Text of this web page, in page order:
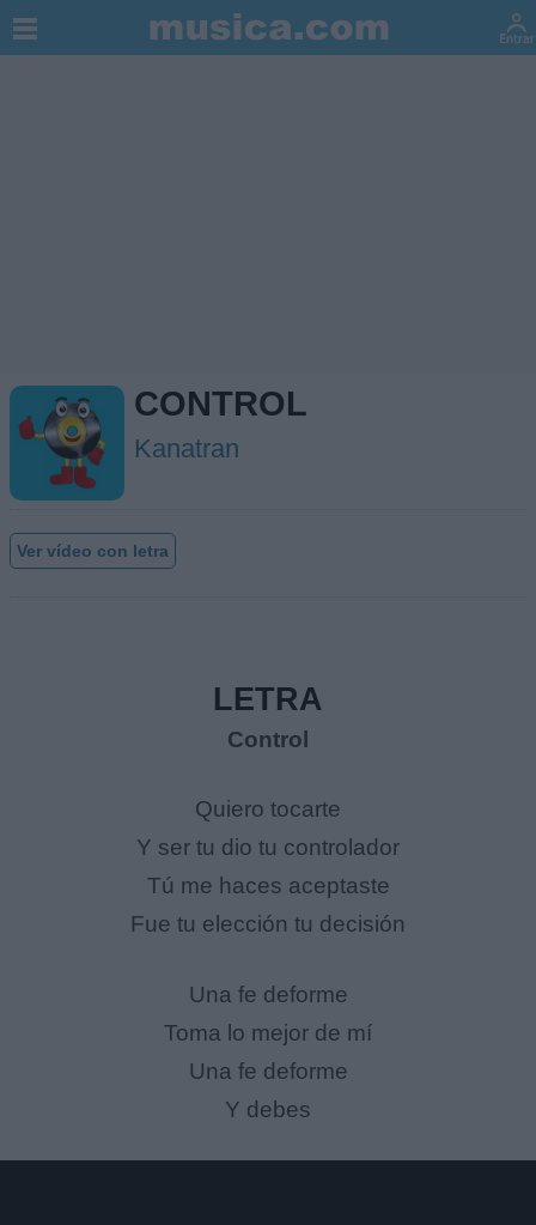
CONTROL
Kanatran
Ver vídeo con letra
LETRA
Control
Quiero tocarte
Y ser tu dio tu controlador
Tú me haces aceptaste
Fue tu elección tu decisión
Una fe deforme
Toma lo mejor de mí
Una fe deforme
Y debes